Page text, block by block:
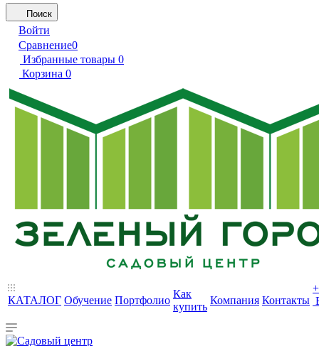
Поиск
Войти
Сравнение0
Избранные товары 0
Корзина 0
КАТАЛОГ Обучение Портфолио
Как
купить
Компания Контакты
+